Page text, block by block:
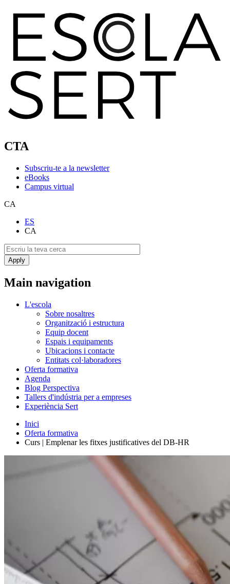
CTA
Subscriu-te a la newsletter
eBooks
Campus virtual
CA
ES
CA
Main navigation
L'escola
Sobre nosaltres
Organització i estructura
Equip docent
Espais i equipaments
Ubicacions i contacte
Entitats col·laboradores
Oferta formativa
Agenda
Blog Perspectiva
Tallers d'indústria per a empreses
Experiència Sert
Inici
Oferta formativa
Curs | Emplenar les fitxes justificatives del DB-HR